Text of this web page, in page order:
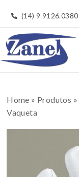
(14) 9 9126.0380
Home » Produtos »
Vaqueta